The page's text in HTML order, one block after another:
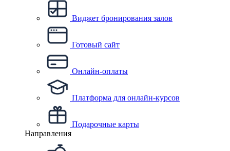
Виджет бронирования залов
Готовый сайт
Онлайн-оплаты
Платформа для онлайн-курсов
Подарочные карты
Направления